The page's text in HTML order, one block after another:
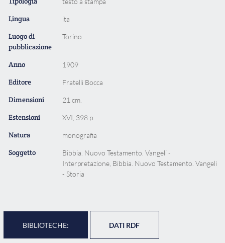
Lingua ita
Luogo di
pubblicazione
Torino
Anno 1909
Editore Fratelli Bocca
Dimensioni 21 cm.
Estensioni XVI, 398 p.
Natura monografia
Soggetto
Bibbia. Nuovo Testamento. Vangeli -
Interpretazione, Bibbia. Nuovo Testamento. Vangeli
- Storia
BIBLIOTECHE: DATI RDF